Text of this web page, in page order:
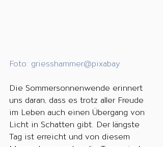
Foto: griesshammer@pixabay
Die Sommersonnenwende erinnert
uns daran, dass es trotz aller Freude
im Leben auch einen Übergang von
Licht in Schatten gibt. Der längste
Tag ist erreicht und von diesem